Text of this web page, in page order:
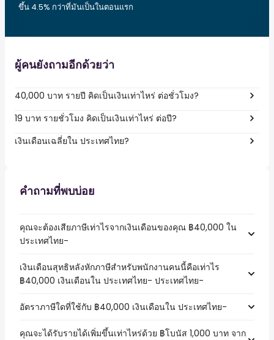
ขึ้น 4.5% กว่าที่มันเป็นในตอนแรก
ผู้คนยังถามอีกด้วยว่า
40,000 บาท รายปี คิดเป็นเงินเท่าไหร่ ต่อชั่วโมง?
19 บาท รายชั่วโมง คิดเป็นเงินเท่าไหร่ ต่อปี?
เงินเดือนเฉลี่ยใน ประเทศไทย?
คำถามที่พบบ่อย
คุณจะต้องเสียภาษีเท่าไรจากเงินเดือนของคุณ ฿40,000 ใน
ประเทศไทย-
เงินเดือนสุทธิหลังหักภาษีสำหรับพนักงานคนนี้คือเท่าไร
฿40,000 เงินเดือนใน ประเทศไทย- ประเทศไทย-
อัตราภาษีใดที่ใช้กับ ฿40,000 เงินเดือนใน ประเทศไทย-
คุณจะได้รับรายได้เพิ่มขึ้นเท่าไหร่ด้วย ฿โบนัส 1,000 บาท จาก